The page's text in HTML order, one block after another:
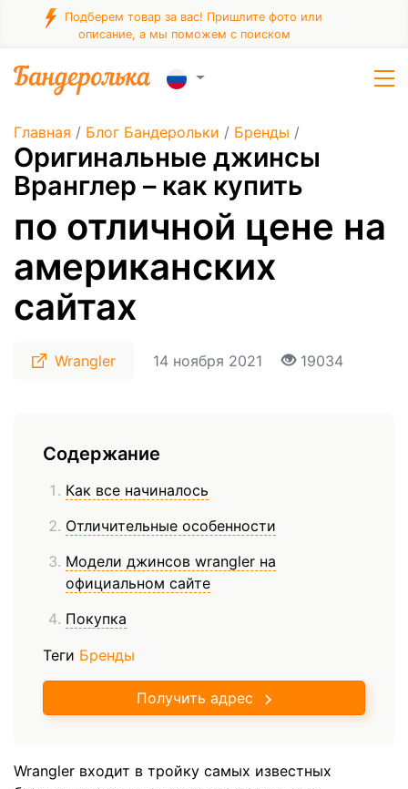
Подберем товар за вас! Пришлите фото или
описание, а мы поможем с поиском
Главная / Блог Бандерольки / Бренды /
Оригинальные джинсы
Вранглер – как купить
по отличной цене на
американских
сайтах
Wrangler 14 ноября 2021 19034
Содержание
Как все начиналось
Отличительные особенности
Модели джинсов wrangler на
официальном сайте
Покупка
Теги Бренды
Получить адрес
Wrangler входит в тройку самых известных